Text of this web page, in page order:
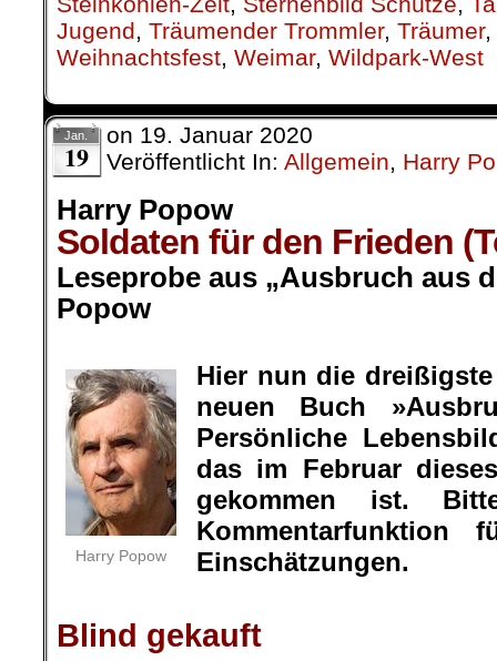
Jugend, Träumender Trommler, Träumer,
Weihnachtsfest, Weimar, Wildpark-West
Jan.
19
on 19. Januar 2020
Veröffentlicht In: Allgemein, Harry
Harry Popow
Soldaten für den Frieden
Leseprobe aus „Ausbruch aus
Popow
Harry Popow
Hier nun die
neuen Buch
Persönliche
das im Februar
gekommen ist.
Einschätzungen.
Blind gekauft